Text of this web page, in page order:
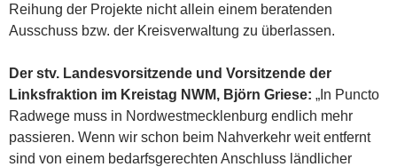
Reihung der Projekte nicht allein einem beratenden
Ausschuss bzw. der Kreisverwaltung zu überlassen.
Der stv. Landesvorsitzende und Vorsitzende der
Linksfraktion im Kreistag NWM, Björn Griese: „In Puncto
Radwege muss in Nordwestmecklenburg endlich mehr
passieren. Wenn wir schon beim Nahverkehr weit entfernt
sind von einem bedarfsgerechten Anschluss ländlicher